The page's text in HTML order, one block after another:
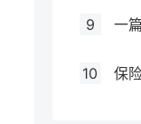
9
10